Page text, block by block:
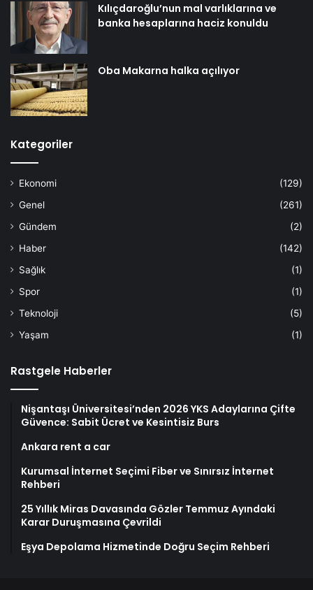
Kılıçdaroğlu’nun mal varlıklarına ve
banka hesaplarına haciz konuldu
Oba Makarna halka açılıyor
Kategoriler
Ekonomi
(129)
Genel
(261)
Gündem
(2)
Haber
(142)
Sağlık
(1)
Spor
(1)
Teknoloji
(5)
Yaşam
(1)
Rastgele Haberler
Nişantaşı Üniversitesi’nden 2026 YKS Adaylarına Çifte
Güvence: Sabit Ücret ve Kesintisiz Burs
Ankara rent a car
Kurumsal İnternet Seçimi Fiber ve Sınırsız İnternet
Rehberi
25 Yıllık Miras Davasında Gözler Temmuz Ayındaki
Karar Duruşmasına Çevrildi
Eşya Depolama Hizmetinde Doğru Seçim Rehberi